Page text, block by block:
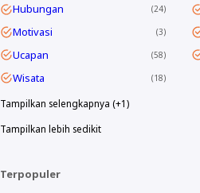
Hubungan 24
Motivasi 3
Ucapan 58
Wisata 18
Tampilkan selengkapnya (+1)
Tampilkan lebih sedikit
Terpopuler